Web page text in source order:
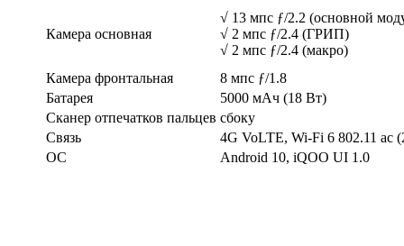
Камера основная
√ 13 мпс ƒ/2.2 (основной
√ 2 мпс ƒ/2.4 (ГРИП)
√ 2 мпс ƒ/2.4 (макро)
Камера фронтальная
8 мпс ƒ/1.8
Батарея
5000 мАч (18 Вт)
Сканер отпечатков пальцев сбоку
Связь
4G VoLTE, Wi-Fi 6 802.11 ac
ОС
Android 10, iQOO UI 1.0